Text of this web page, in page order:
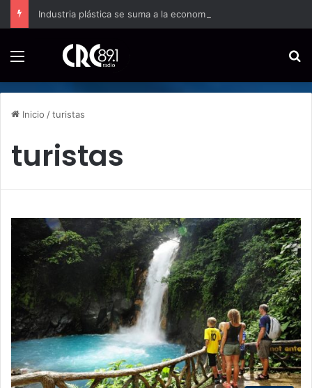
Industria plástica se suma a la economía circular
Inicio /turistas
turistas